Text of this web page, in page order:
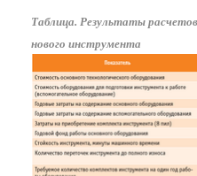
Таблица. Результаты
нового инструмента